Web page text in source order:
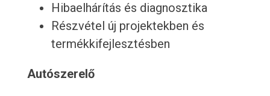
Hibaelhárítás és diagnosztika
Részvétel új projektekben és
termékkifejlesztésben
Autószerelő